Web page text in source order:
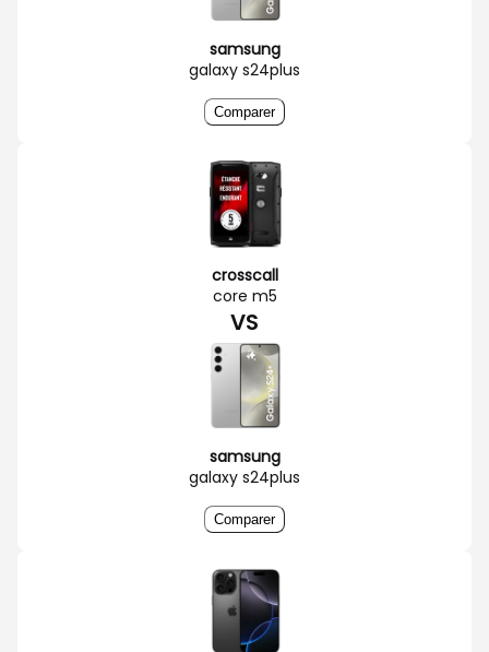
samsung
galaxy s24plus
Comparer
crosscall
core m5
VS
samsung
galaxy s24plus
Comparer